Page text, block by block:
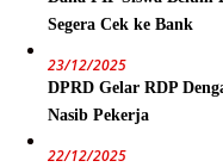
Segera Cek ke Bank
23/12/2025
DPRD Gelar RDP
Nasib Pekerja
22/12/2025